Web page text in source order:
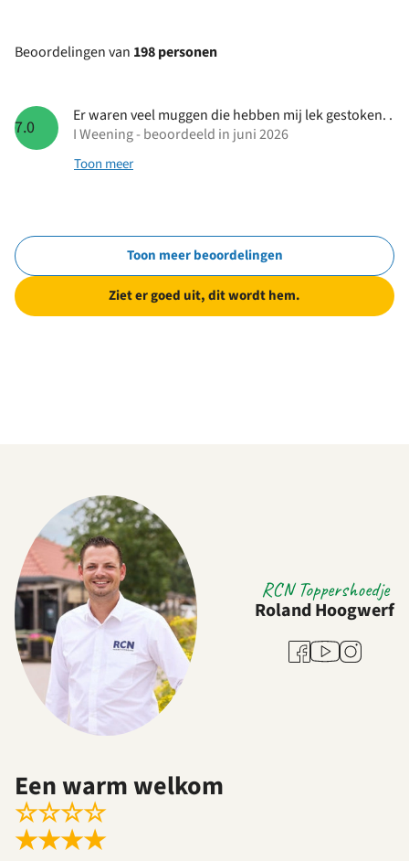
Beoordelingen van 198 personen
7.0
Er waren veel muggen die hebben mij lek gestoken. .
I Weening - beoordeeld in juni 2026
Toon meer
Toon meer beoordelingen
Ziet er goed uit, dit wordt hem.
RCN Toppershoedje
Roland Hoogwerf
Facebook
YoutubeInstagram
Een warm welkom
☆☆☆☆
★★★★